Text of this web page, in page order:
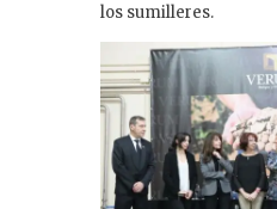
los sumilleres.